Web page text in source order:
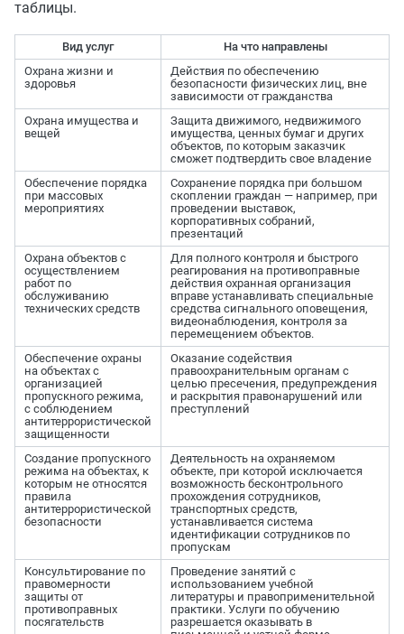
таблицы.
Вид услуг
На что направлены
Охрана жизни и
здоровья
Действия по обеспечению
безопасности физических лиц, вне
зависимости от гражданства
Охрана имущества и
вещей
Защита движимого, недвижимого
имущества, ценных бумаг и других
объектов, по которым заказчик
сможет подтвердить свое владение
Обеспечение порядка
при массовых
мероприятиях
Сохранение порядка при большом
скоплении граждан — например, при
проведении выставок,
корпоративных собраний,
презентаций
Охрана объектов с
осуществлением
работ по
обслуживанию
технических средств
Для полного контроля и быстрого
реагирования на противоправные
действия охранная организация
вправе устанавливать специальные
средства сигнального оповещения,
видеонаблюдения, контроля за
перемещением объектов.
Обеспечение охраны
на объектах с
организацией
пропускного режима,
с соблюдением
антитеррористической
защищенности
Оказание содействия
правоохранительным органам с
целью пресечения, предупреждения
и раскрытия правонарушений или
преступлений
Создание пропускного
режима на объектах, к
которым не относятся
правила
антитеррористической
безопасности
Деятельность на охраняемом
объекте, при которой исключается
возможность бесконтрольного
прохождения сотрудников,
транспортных средств,
устанавливается система
идентификации сотрудников по
пропускам
Консультирование по
правомерности
защиты от
противоправных
посягательств
Проведение занятий с
использованием учебной
литературы и правоприменительной
практики. Услуги по обучению
разрешается оказывать в